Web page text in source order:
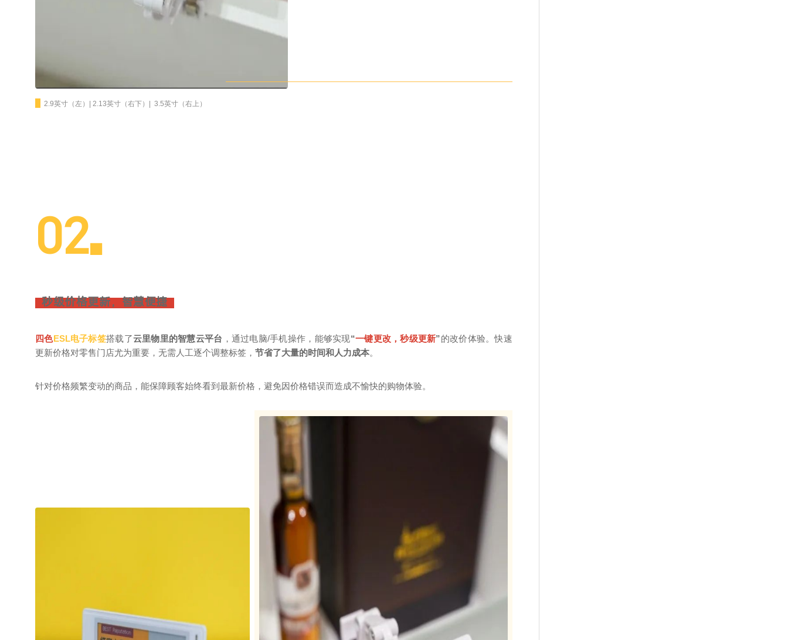
2.9英寸（左）| 2.13英寸（右下）| 3.5英寸（右上）
02■
秒级价格更新，智慧便捷
四色ESL电子标签搭载了云里物里的智慧云平台 ，通过电脑/手机操作，能够实现“一键更改，秒级更新”的改价体验。快速
更新价格对零售门店尤为重要，无需人工逐个调整标签， 节省了大量的时间和人力成本。
针对价格频繁变动的商品，能保障顾客始终看到最新价格，避免因价格错误而造成不愉快的购物体验。